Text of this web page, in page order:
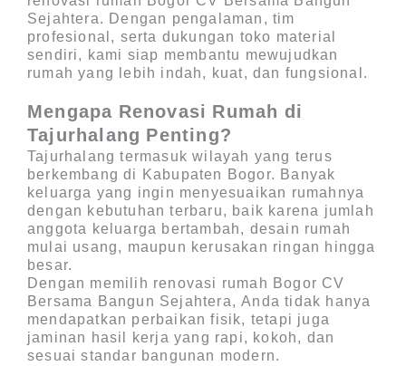
Sejahtera. Dengan pengalaman, tim
profesional, serta dukungan toko material
sendiri, kami siap membantu mewujudkan
rumah yang lebih indah, kuat, dan fungsional.
Mengapa Renovasi Rumah di
Tajurhalang Penting?
Tajurhalang termasuk wilayah yang terus
berkembang di Kabupaten Bogor. Banyak
keluarga yang ingin menyesuaikan rumahnya
dengan kebutuhan terbaru, baik karena jumlah
anggota keluarga bertambah, desain rumah
mulai usang, maupun kerusakan ringan hingga
besar.
Dengan memilih renovasi rumah Bogor CV
Bersama Bangun Sejahtera, Anda tidak hanya
mendapatkan perbaikan fisik, tetapi juga
jaminan hasil kerja yang rapi, kokoh, dan
sesuai standar bangunan modern.